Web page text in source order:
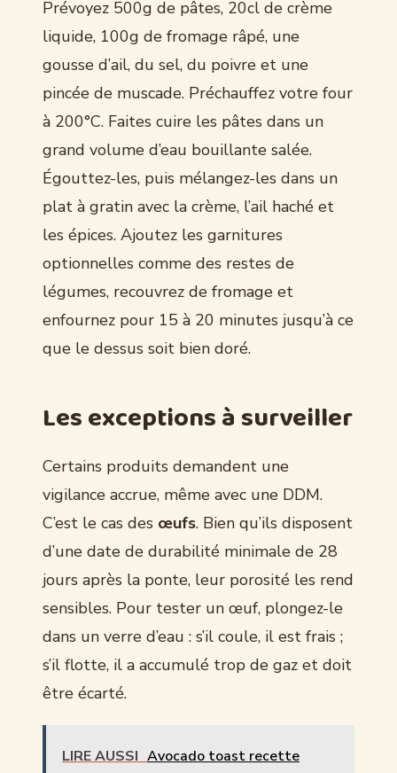
Prévoyez 500g de pâtes, 20cl de crème
liquide, 100g de fromage râpé, une
gousse d’ail, du sel, du poivre et une
pincée de muscade. Préchauffez votre four
à 200°C. Faites cuire les pâtes dans un
grand volume d’eau bouillante salée.
Égouttez-les, puis mélangez-les dans un
plat à gratin avec la crème, l’ail haché et
les épices. Ajoutez les garnitures
optionnelles comme des restes de
légumes, recouvrez de fromage et
enfournez pour 15 à 20 minutes jusqu’à ce
que le dessus soit bien doré.
Les exceptions à surveiller
Certains produits demandent une
vigilance accrue, même avec une DDM.
C’est le cas des œufs. Bien qu’ils disposent
d’une date de durabilité minimale de 28
jours après la ponte, leur porosité les rend
sensibles. Pour tester un œuf, plongez-le
dans un verre d’eau : s’il coule, il est frais ;
s’il flotte, il a accumulé trop de gaz et doit
être écarté.
LIRE AUSSI Avocado toast recette